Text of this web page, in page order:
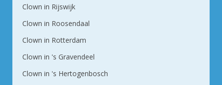
Clown in Rijswijk
Clown in Roosendaal
Clown in Rotterdam
Clown in 's Gravendeel
Clown in 's Hertogenbosch